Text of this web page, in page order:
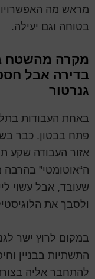
מראש מה
בטוחה וגם יעילה.
מקרה מהשטח
בדירה אבל
גנרטור
באחת העבודות בתל
פתח בבטון. כבר
אזור העבודה שקע
ה“אוטומטי” בהרבה
שעובד, אבל עשוי
ולסבך את
במקום לרוץ ישר
התשתיות בבניין
להתחבר אליה